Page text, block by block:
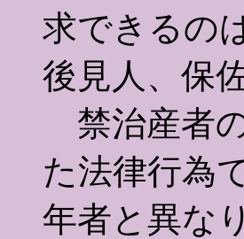
求できるの
後見人、保
禁治産者
た法律行為
年者と異な